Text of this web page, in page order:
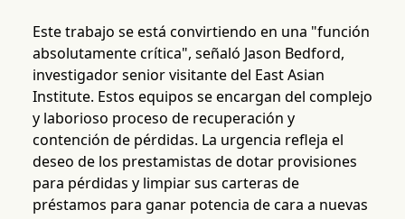
Este trabajo se está convirtiendo en una "función
absolutamente crítica", señaló Jason Bedford,
investigador senior visitante del East Asian
Institute. Estos equipos se encargan del complejo
y laborioso proceso de recuperación y
contención de pérdidas. La urgencia refleja el
deseo de los prestamistas de dotar provisiones
para pérdidas y limpiar sus carteras de
préstamos para ganar potencia de cara a nuevas